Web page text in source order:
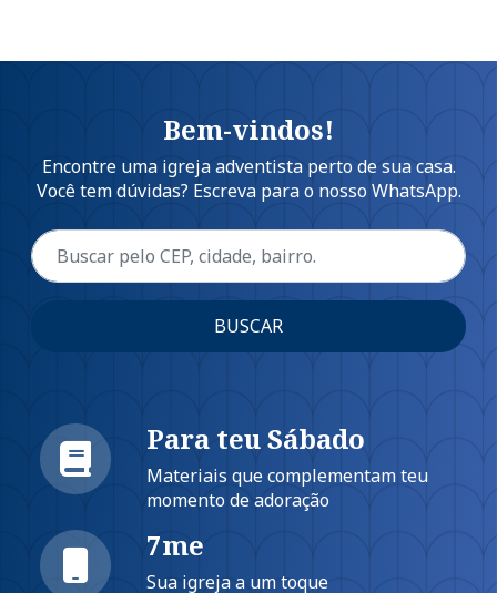
Bem-vindos!
Encontre uma igreja adventista perto de sua casa.
Você tem dúvidas? Escreva para o nosso WhatsApp.
BUSCAR
Para teu Sábado
Materiais que complementam teu
momento de adoração
7me
Sua igreja a um toque